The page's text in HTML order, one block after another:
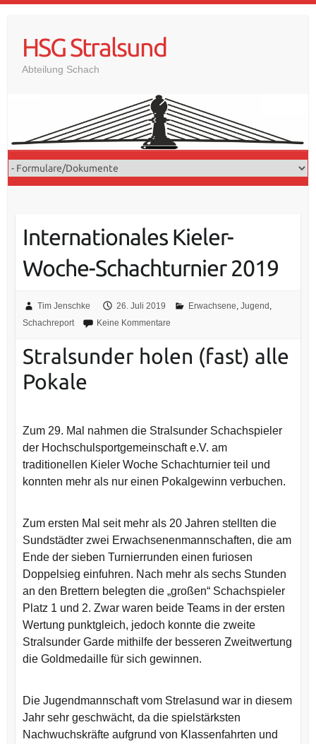
contentHSG Stralsund
Abteilung Schach
Internationales Kieler-
Woche-Schachturnier 2019
Tim Jenschke 26. Juli 2019 Erwachsene, Jugend,
Schachreport
Keine Kommentare
Stralsunder holen (fast) alle
Pokale
Zum 29. Mal nahmen die Stralsunder Schachspieler
der Hochschulsportgemeinschaft e.V. am
traditionellen Kieler Woche Schachturnier teil und
konnten mehr als nur einen Pokalgewinn verbuchen.
Zum ersten Mal seit mehr als 20 Jahren stellten die
Sundstädter zwei Erwachsenenmannschaften, die am
Ende der sieben Turnierrunden einen furiosen
Doppelsieg einfuhren. Nach mehr als sechs Stunden
an den Brettern belegten die „großen“ Schachspieler
Platz 1 und 2. Zwar waren beide Teams in der ersten
Wertung punktgleich, jedoch konnte die zweite
Stralsunder Garde mithilfe der besseren Zweitwertung
die Goldmedaille für sich gewinnen.
Die Jugendmannschaft vom Strelasund war in diesem
Jahr sehr geschwächt, da die spielstärksten
Nachwuchskräfte aufgrund von Klassenfahrten und